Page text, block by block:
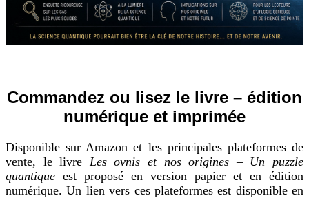
Commandez ou lisez le livre – édition
numérique et imprimée
Disponible sur Amazon et les principales plateformes de
vente, le livre Les ovnis et nos origines – Un puzzle
quantique est proposé en version papier et en édition
numérique. Un lien vers ces plateformes est disponible en